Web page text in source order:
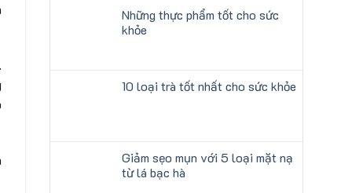
Những thực phẩm tốt cho sức
khỏe
10 loại trà tốt nhất cho sức khỏe
Giảm sẹo mụn với 5 loại mặt nạ
từ lá bạc hà